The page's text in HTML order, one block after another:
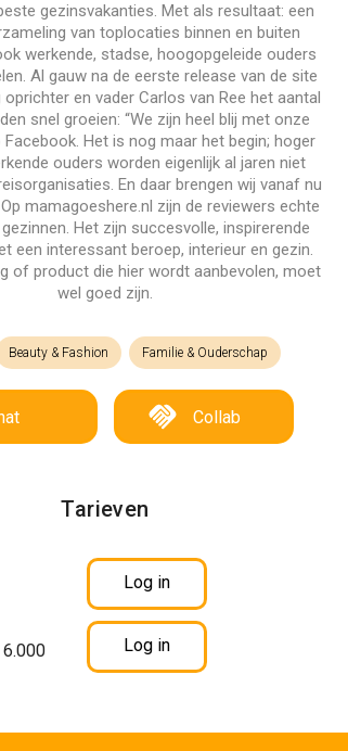
gezinsvakanties. Met als resultaat: een
van toplocaties binnen en buiten
werkende, stadse, hoogopgeleide ouders
Al gauw na de eerste release van de site
oprichter en vader Carlos van Ree het aantal
snel groeien: “We zijn heel blij met onze
Facebook. Het is nog maar het begin; hoger
ouders worden eigenlijk al jaren niet
En daar brengen wij vanaf nu
Op mamagoeshere.nl zijn de reviewers echte
Het zijn succesvolle, inspirerende
een interessant beroep, interieur en gezin.
of product die hier wordt aanbevolen, moet
wel goed zijn.
Beauty & Fashion Familie & Ouderschap
Collab
Tarieven
Log in
6.000 Log in